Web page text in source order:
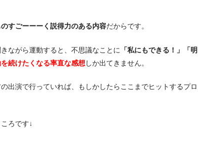
すごーーーく説得力のある内容だからです。
ながら運動すると、不思議なことに
「私にもできる！」「明
続けたくなる率直な感想 しか出てきません。
出演で行っていれば、もしかしたらここまでヒットするプロ
ろです↓